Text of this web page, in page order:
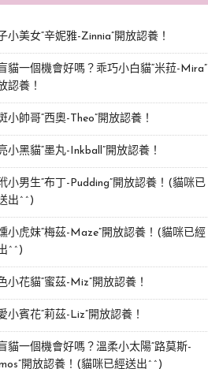
小美女“辛妮雅-Zinnia”開放認養！
貓一個機會好嗎？乖巧小白貓“米菈-Mira”
認養！
小帥哥“西奧-Theo”開放認養！
小黑貓“墨丸-Inkball”開放認養！
小男生“布丁-Pudding”開放認養！(貓咪已
出^^)
小虎妹“梅茲-Maze”開放認養！(貓咪已經
^^)
小花貓“蜜茲-Miz”開放認養！
小賓花“莉茲-Liz”開放認養！
貓一個機會好嗎？溫柔小太陽“路莫斯-
開放認養！(貓咪已經送出^^)